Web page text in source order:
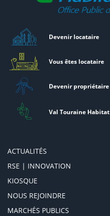
Devenir locataire
Vous êtes locataire
Devenir propriétaire
Val Touraine Habitat
ACTUALITÉS
RSE | INNOVATION
KIOSQUE
NOUS REJOINDRE
MARCHÉS PUBLICS